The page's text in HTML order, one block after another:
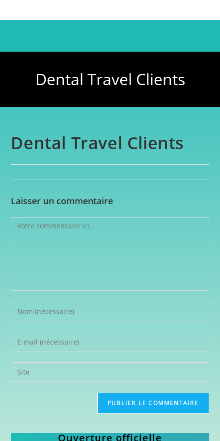
Dental Travel Clients
Dental Travel Clients
Laisser un commentaire
Ouverture officielle